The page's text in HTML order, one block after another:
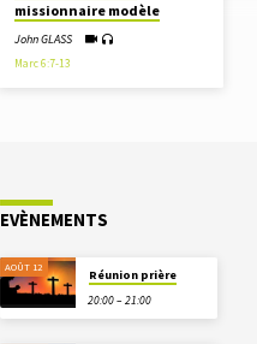
missionnaire modèle
John GLASS
Marc 6:7-13
EVÈNEMENTS
AOÛT 12
Réunion prière
20:00 – 21:00